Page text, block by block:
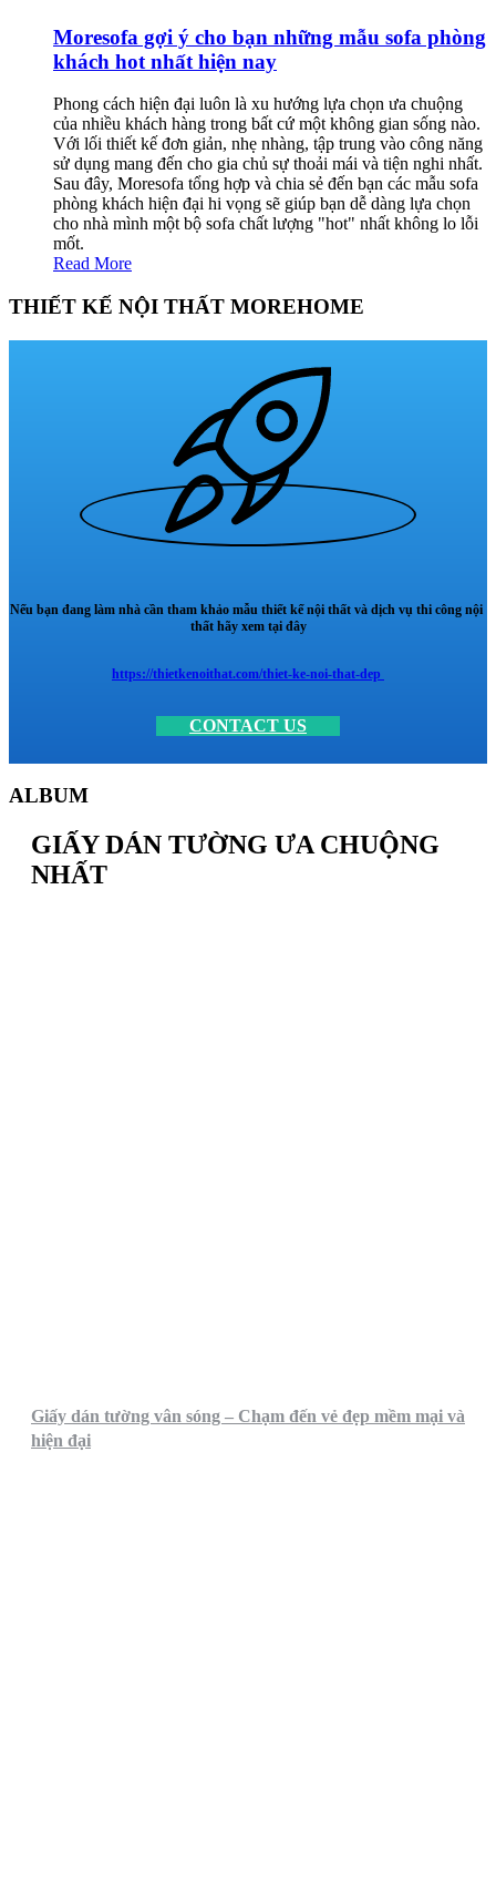
Moresofa gợi ý cho bạn những mẫu sofa phòng
khách hot nhất hiện nay
Phong cách hiện đại luôn là xu hướng lựa chọn ưa chuộng
của nhiều khách hàng trong bất cứ một không gian sống nào.
Với lối thiết kế đơn giản, nhẹ nhàng, tập trung vào công năng
sử dụng mang đến cho gia chủ sự thoải mái và tiện nghi nhất.
Sau đây, Moresofa tổng hợp và chia sẻ đến bạn các mẫu sofa
phòng khách hiện đại hi vọng sẽ giúp bạn dễ dàng lựa chọn
cho nhà mình một bộ sofa chất lượng "hot" nhất không lo lỗi
mốt.
Read More
THIẾT KẾ NỘI THẤT MOREHOME
Nếu bạn đang làm nhà cần tham khảo mẫu thiết kế nội thất và dịch vụ thi công nội
thất hãy xem tại đây
https://thietkenoithat.com/thiet-ke-noi-that-dep
CONTACT US
ALBUM
GIẤY DÁN TƯỜNG ƯA CHUỘNG
NHẤT
Giấy dán tường vân sóng – Chạm đến vẻ đẹp mềm mại và
hiện đại